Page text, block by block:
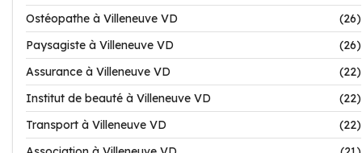
Ostéopathe à Villeneuve VD
(26)
Paysagiste à Villeneuve VD
(26)
Assurance à Villeneuve VD
(22)
Institut de beauté à Villeneuve VD
(22)
Transport à Villeneuve VD
(22)